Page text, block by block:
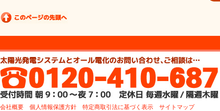
会社概要 個人情報保護方針 特定商取引法に基づく表示 サイトマップ